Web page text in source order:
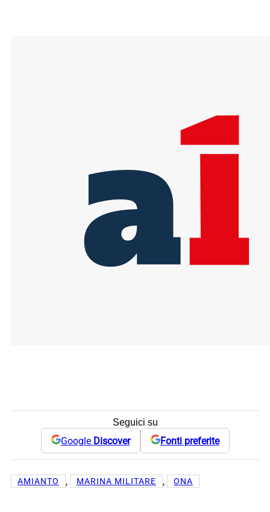
Seguici su
Google Discover Fonti preferite
AMIANTO , MARINA MILITARE , ONA